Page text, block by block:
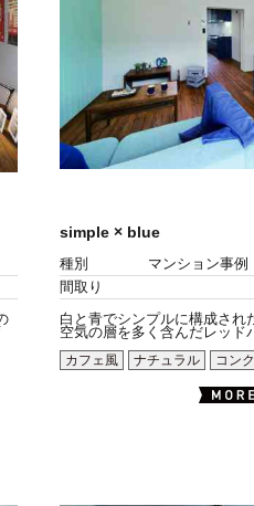
simple × blue
種別
マンション事例
間取り
白と青でシンプルに構成され
空気の層を多く含んだレッド
カフェ風
ナチュラル コン